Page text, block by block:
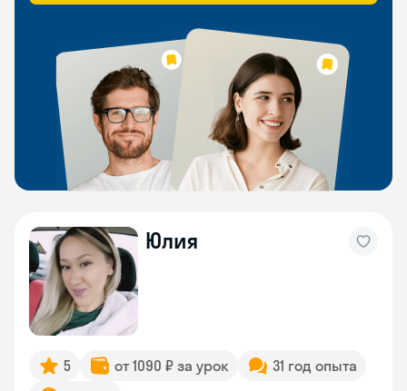
Юлия
5 от 1090 ₽ за урок
31 год опыта